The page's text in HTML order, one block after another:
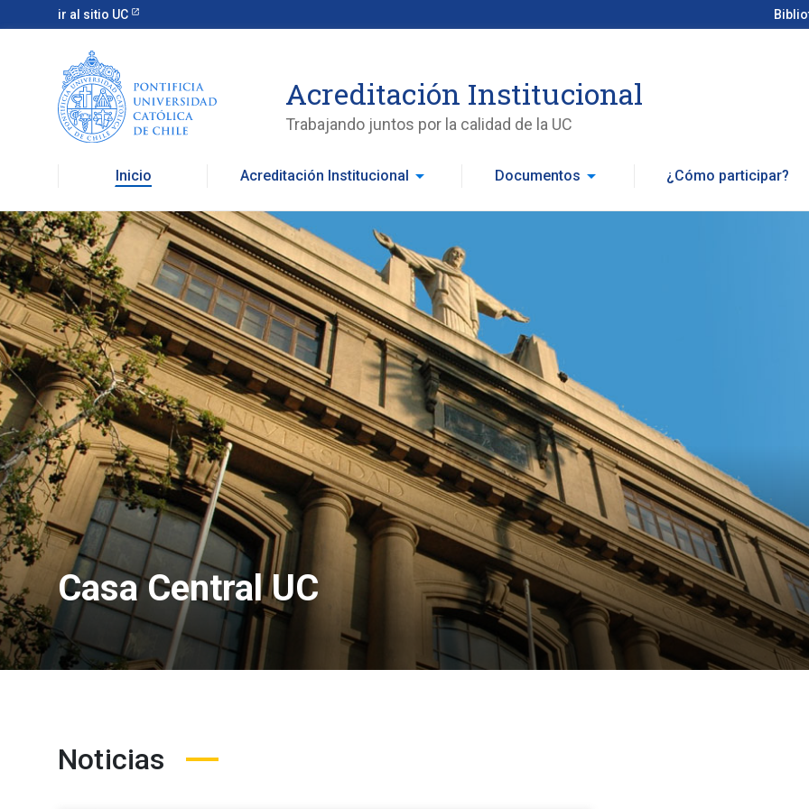
ir al sitio UC
Acreditación Institucional
Trabajando juntos por la calidad de la UC
Inicio Acreditación Institucional arrow_drop_down Documentos arrow_drop_down ¿Cómo participar?
Casa Central UC
Noticias